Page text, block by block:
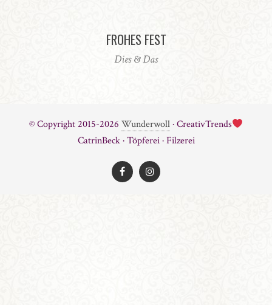
FROHES FEST
Dies & Das
© Copyright 2015-2026 Wunderwoll· CreativTrends
CatrinBeck · Töpferei · Filzerei